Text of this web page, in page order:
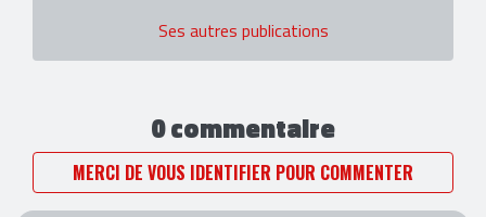
Ses autres publications
0 commentaire
MERCI DE VOUS IDENTIFIER POUR COMMENTER